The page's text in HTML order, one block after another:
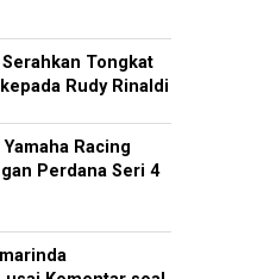
Tongkat
Rudy Rinaldi
Racing
Perdana Seri 4